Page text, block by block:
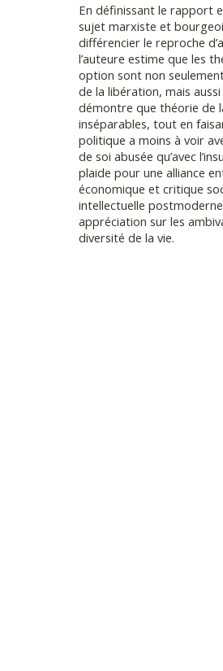
En définissant le rapport
sujet marxiste et
différencier le reproche
l’auteure estime que les
option sont non
de la libération, mais
démontre que théorie de
inséparables, tout en
politique a moins à voir
de soi abusée qu’avec
plaide pour une alliance
économique et critique
intellectuelle
appréciation sur les
diversité de la vie.